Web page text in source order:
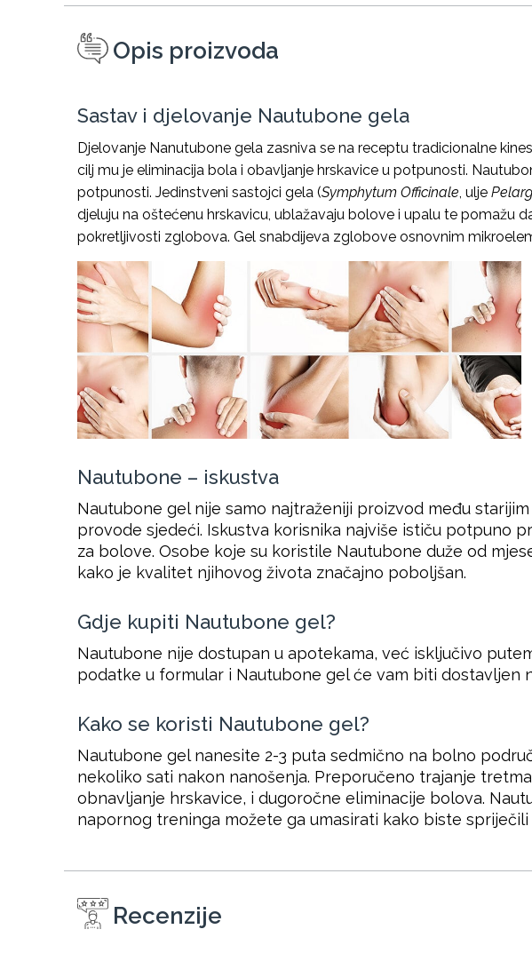
Opis proizvoda
Sastav i djelovanje Nautubone gela
Djelovanje Nanutubone gela zasniva se na receptu tradicionalne
cilj mu je eliminacija bola i obavljanje hrskavice u potpunosti.
potpunosti. Jedinstveni sastojci gela (Symphytum Officinale, ulje
djeluju na oštećenu hrskavicu, ublažavaju bolove i upalu te
pokretljivosti zglobova. Gel snabdijeva zglobove osnovnim
Nautubone – iskustva
Nautubone gel nije samo najtraženiji proizvod među
provode sjedeći. Iskustva korisnika najviše ističu potpuno
za bolove. Osobe koje su koristile Nautubone duže od
kako je kvalitet njihovog života značajno poboljšan.
Gdje kupiti Nautubone gel?
Nautubone nije dostupan u apotekama, već isključivo
podatke u formular i Nautubone gel će vam biti dostavljen
Kako se koristi Nautubone gel?
Nautubone gel nanesite 2-3 puta sedmično na bolno
nekoliko sati nakon nanošenja. Preporučeno trajanje
obnavljanje hrskavice, i dugoročne eliminacije bolova.
napornog treninga možete ga umasirati kako biste spriječili
Recenzije